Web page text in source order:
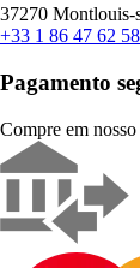
37270 Montlouis-
+33 1 86 47 62 58
Pagamento
Compre em